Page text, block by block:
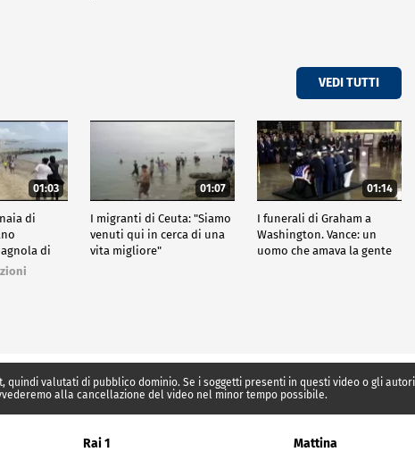
VEDI TUTTI
01:03
di
di
01:07
I migranti di Ceuta: "Siamo
venuti qui in cerca di una
vita migliore"
01:14
I funerali di Graham a
Washington. Vance: un
uomo che amava la gente
quindi valutati di pubblico dominio. Se i soggetti presenti in questi video o gli
alla cancellazione del video nel minor tempo possibile.
Rai 1 Mattina